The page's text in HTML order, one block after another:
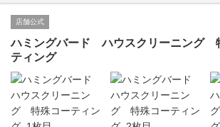
店舗公式
ハミングバード ハウスクリーニング
ティング